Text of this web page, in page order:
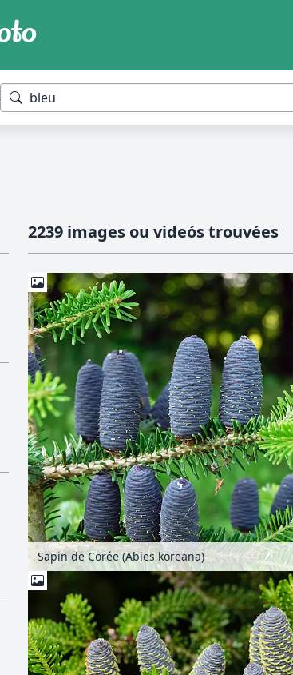
2239 images ou videós trouvées
Sapin de Corée (Abies koreana)